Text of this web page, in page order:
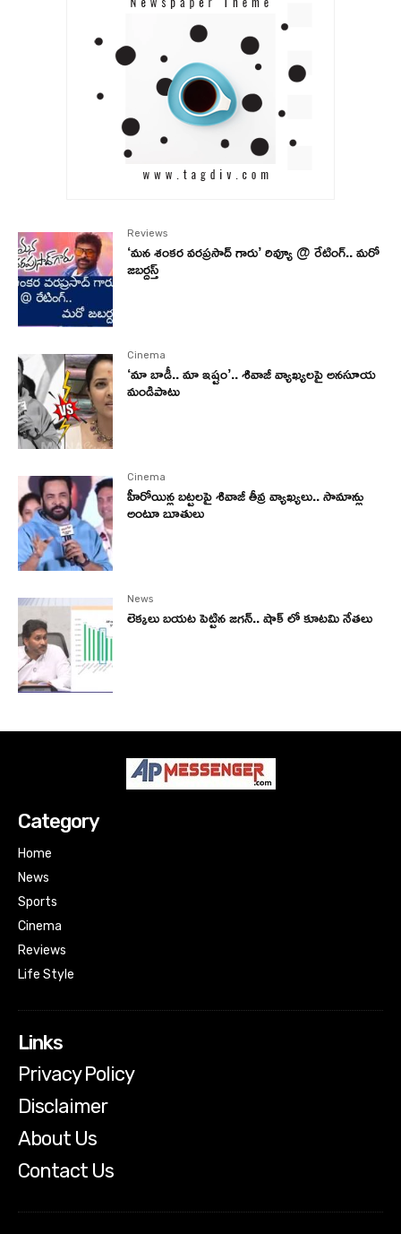
Reviews
‘మన శంకర వరప్రసాద్ గారు’ రివ్యూ @ రేటింగ్.. మరో
జబర్దస్త్
Cinema
‘మా బాడీ.. మా ఇష్టం’.. శివాజీ వ్యాఖ్యలపై అనసూయ
మండిపాటు
Cinema
హీరోయిన్ల బట్టలపై శివాజీ తీవ్ర వ్యాఖ్యలు.. సామాన్లు
అంటూ బూతులు
News
లెక్కలు బయట పెట్టిన జగన్.. షాక్ లో కూటమి నేతలు
Category
Home
News
Sports
Cinema
Reviews
Life Style
Links
Privacy Policy
Disclaimer
About Us
Contact Us